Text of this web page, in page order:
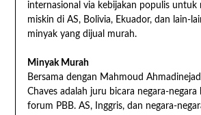
internasional via kebijakan populis untuk
miskin di AS, Bolivia, Ekuador, dan lain-
minyak yang dijual murah.
Minyak Murah
Bersama dengan Mahmoud
Chaves adalah juru bicara negara-negara
forum PBB. AS, Inggris, dan negara-